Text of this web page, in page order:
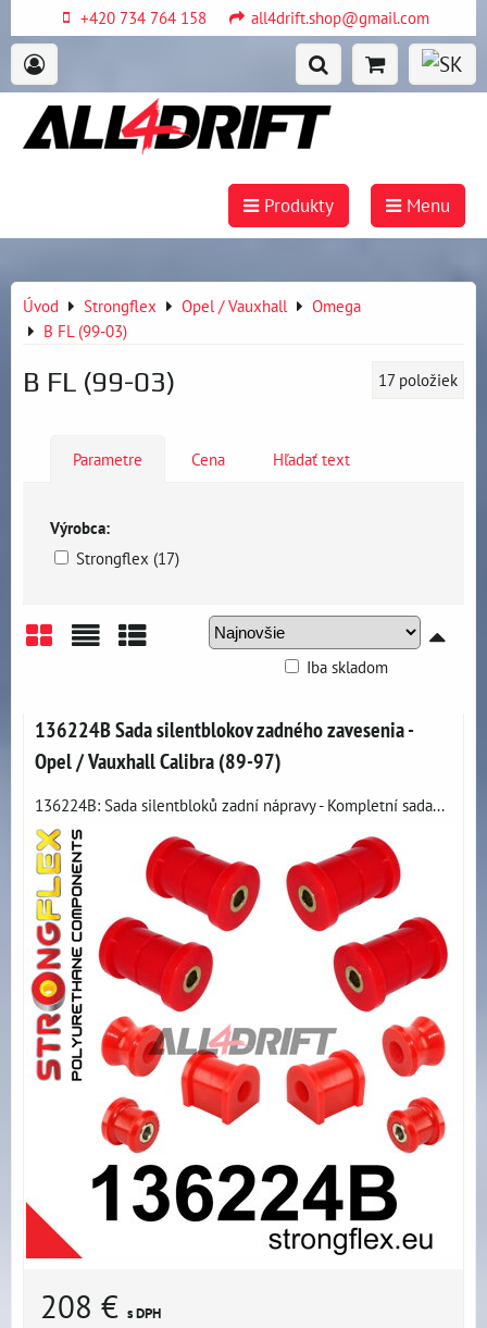
+420 734 764 158 all4drift.shop@gmail.com
Produkty Menu
Úvod Strongflex Opel / Vauxhall
Omega
B FL (99-03)
B FL (99-03) 17 položiek
Parametre Cena Hľadať text
Výrobca:
Strongflex (17)
Iba skladom
136224B Sada silentblokov zadného zavesenia -
Opel / Vauxhall Calibra (89-97)
136224B: Sada silentbloků zadní nápravy - Kompletní sada...
208 € s DPH